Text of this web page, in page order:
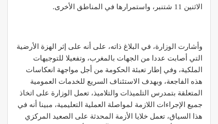
الاثنين 11 شتنبر، واستمرارها في المناطق الأخرى.
وأشارت الوزارة، في البلاغ ذاته، على أنه على إثر الهزة الأرضية
التي أصابت عددا من الجهات بالمغرب، وتفعيلا للتوجيهات
الملكية، وفي إطار تعبئة الحكومة من أجل مواجهة انعكاسات
هذه الفاجعة، وبهدف الاستئناف السريع للخدمات العمومية
المتعلقة بتمدرس التلميذات والتلاميذ، تعمل الوزارة على اتخاذ
جميع الإجراءات اللازمة لمواصلة العملية التعليمية، مبينا أنه في
هذا السياق، تعمل خلايا الأزمة المحدثة على الصعيد المركزي